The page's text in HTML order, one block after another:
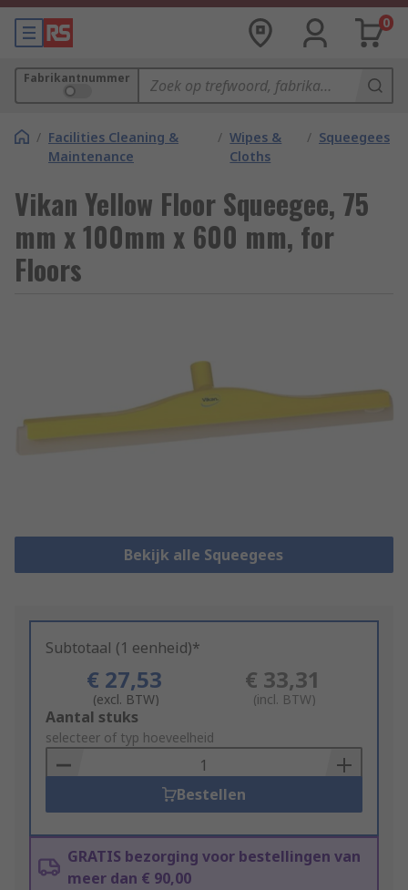
0
Fabrikantnummer
/ Facilities Cleaning &
Maintenance
/ Wipes &
Cloths
/ Squeegees
Vikan Yellow Floor Squeegee, 75
mm x 100mm x 600 mm, for
Floors
Bekijk alle Squeegees
Subtotaal (1 eenheid)*
€ 27,53
(excl. BTW)
€ 33,31
(incl. BTW)
Add
to
Basket
Aantal stuks
selecteer of typ hoeveelheid
Bestellen
GRATIS bezorging voor bestellingen van
meer dan € 90,00